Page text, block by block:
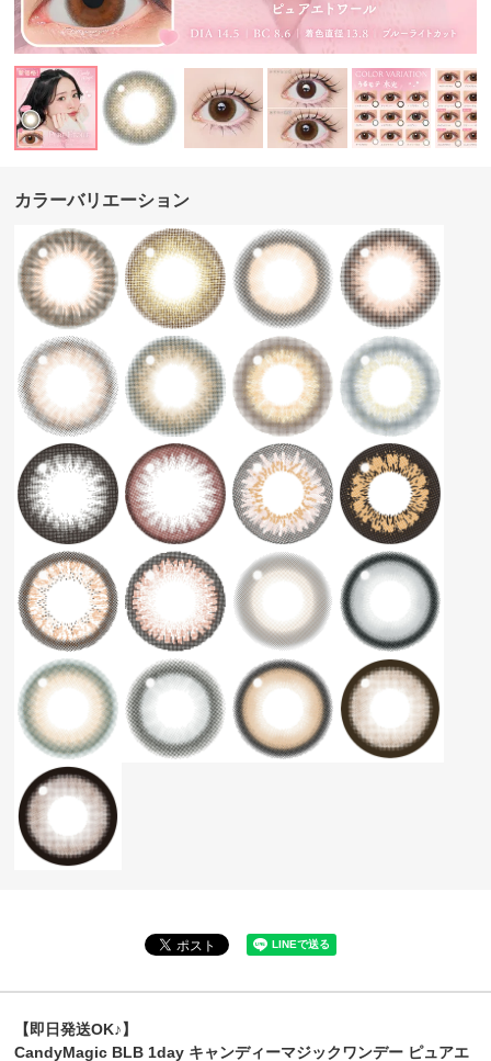
カラーバリエーション
【即日発送OK♪】
CandyMagic BLB 1day キャンディーマジックワンデー ピュアエ